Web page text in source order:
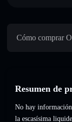
Cómo comprar
Resumen de
No hay
la escasísima